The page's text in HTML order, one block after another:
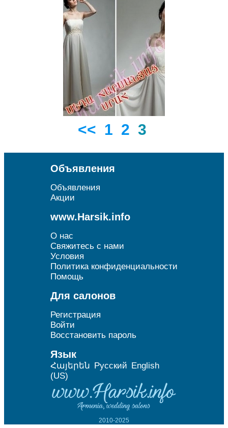
<< 1 2 3
Объявления
Объявления
Акции
www.Harsik.info
О нас
Свяжитесь с нами
Условия
Политика конфиденциальности
Помощь
Для салонов
Регистрация
Войти
Восстановить пароль
Язык
Հայերեն Русский English
(US)
2010-2025